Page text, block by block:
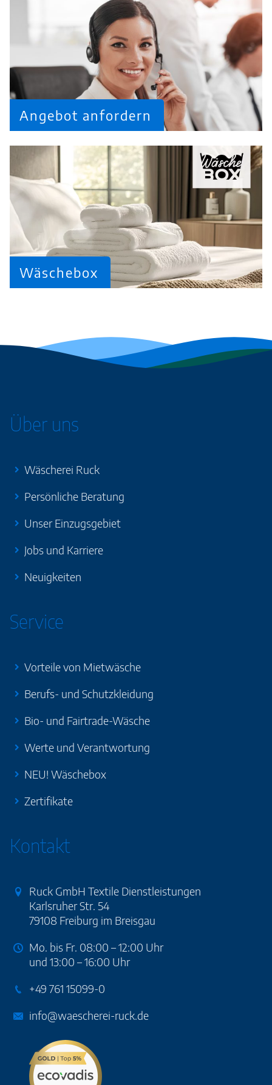
Angebot anfordern
Wäschebox
Über uns
Wäscherei Ruck
Persönliche Beratung
Unser Einzugsgebiet
Jobs und Karriere
Neuigkeiten
Service
Vorteile von Mietwäsche
Berufs- und Schutzkleidung
Bio- und Fairtrade-Wäsche
Werte und Verantwortung
NEU! Wäschebox
Zertifikate
Kontakt
Ruck GmbH Textile Dienstleistungen
Karlsruher Str. 54
79108 Freiburg im Breisgau
Mo. bis Fr. 08:00 – 12:00 Uhr
und 13:00 – 16:00 Uhr
+49 761 15099-0
info@waescherei-ruck.de